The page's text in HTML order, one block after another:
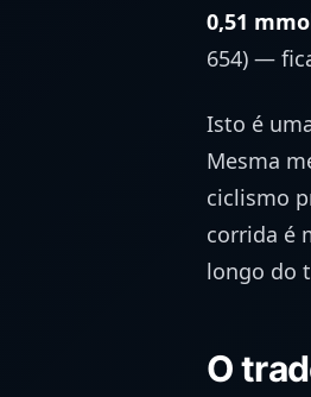
0,51
654) —
Isto é
Mesma
ciclismo
corrida é
longo do
O